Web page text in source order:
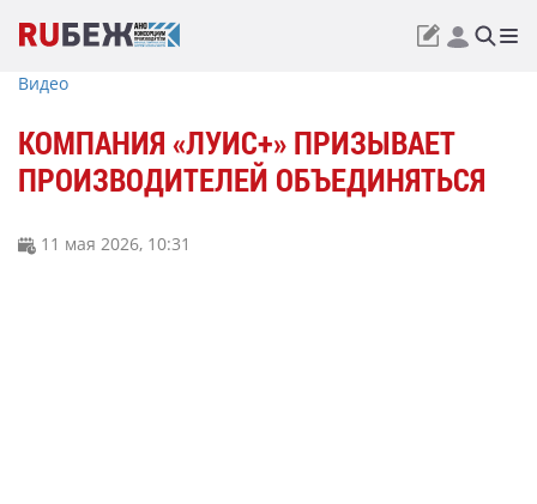
Видео
КОМПАНИЯ «ЛУИС+» ПРИЗЫВАЕТ
ПРОИЗВОДИТЕЛЕЙ ОБЪЕДИНЯТЬСЯ
11 мая 2026, 10:31